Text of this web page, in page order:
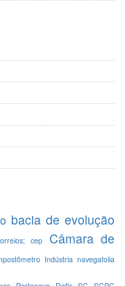
bacia de evolução
cep
Câmara de
Indústria navegafolia